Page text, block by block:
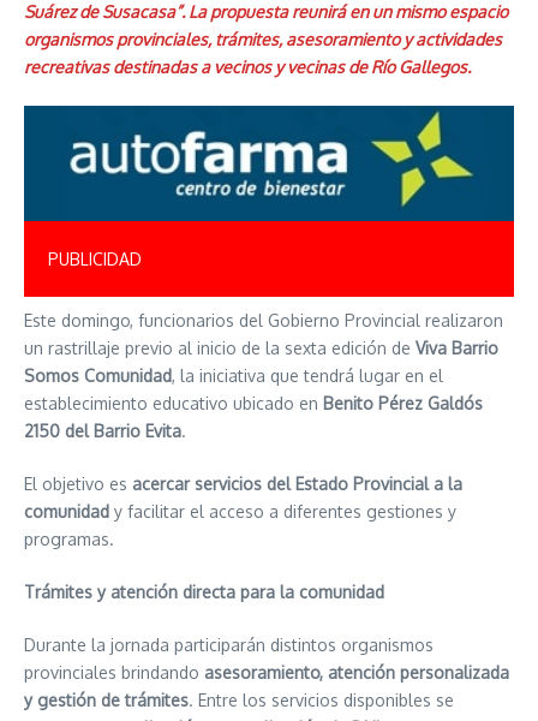
Suárez de Susacasa”. La propuesta reunirá en un mismo espacio
organismos provinciales, trámites, asesoramiento y actividades
recreativas destinadas a vecinos y vecinas de Río Gallegos.
PUBLICIDAD
Este domingo, funcionarios del Gobierno Provincial realizaron
un rastrillaje previo al inicio de la sexta edición de Viva Barrio
Somos Comunidad, la iniciativa que tendrá lugar en el
establecimiento educativo ubicado en Benito Pérez Galdós
2150 del Barrio Evita.
El objetivo es acercar servicios del Estado Provincial a la
comunidad y facilitar el acceso a diferentes gestiones y
programas.
Trámites y atención directa para la comunidad
Durante la jornada participarán distintos organismos
provinciales brindando asesoramiento, atención personalizada
y gestión de trámites. Entre los servicios disponibles se